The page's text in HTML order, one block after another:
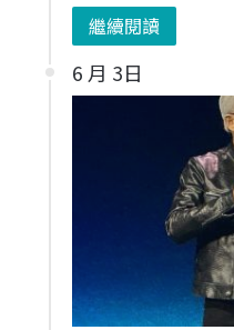
繼續閱讀
6 月 3日